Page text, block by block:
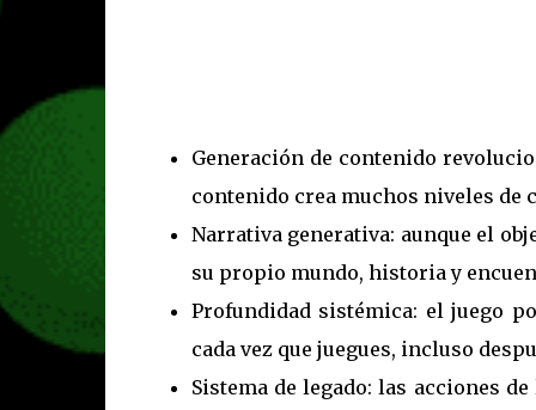
Generación de contenido
contenido crea muchos niveles de
Narrativa generativa: aunque el
su propio mundo, historia y
Profundidad sistémica: el juego
cada vez que juegues, incluso
Sistema de legado: las acciones